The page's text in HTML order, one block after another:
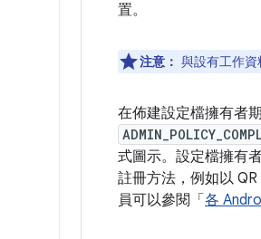
置。
注意： 與設有工作資
在佈建設定檔擁有者
式圖示。設定檔擁有
註冊方法，例如以
員可以參閱「 各